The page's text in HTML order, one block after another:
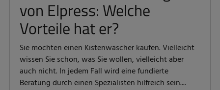
von Elpress: Welche
Vorteile hat er?
Sie möchten einen Kistenwäscher kaufen. Vielleicht
wissen Sie schon, was Sie wollen, vielleicht aber
auch nicht. In jedem Fall wird eine fundierte
Beratung durch einen Spezialisten hilfreich sein....